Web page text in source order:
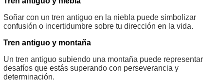
Soñar con un tren antiguo en la niebla puede simbolizar
confusión o incertidumbre sobre tu dirección en la vida.
Tren antiguo y montaña
Un tren antiguo subiendo una montaña puede representar
desafíos que estás superando con perseverancia y
determinación.